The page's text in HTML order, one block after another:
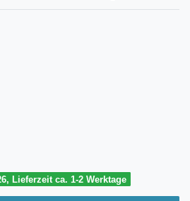
Lieferzeit ca. 1-2 Werktage